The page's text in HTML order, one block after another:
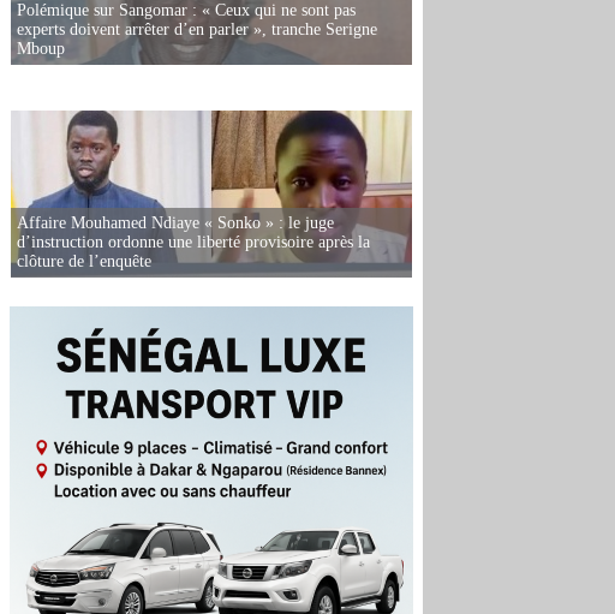
Polémique sur Sangomar : « Ceux qui ne sont pas
experts doivent arrêter d’en parler », tranche Serigne
Mboup
Affaire Mouhamed Ndiaye « Sonko » : le juge
d’instruction ordonne une liberté provisoire après la
clôture de l’enquête